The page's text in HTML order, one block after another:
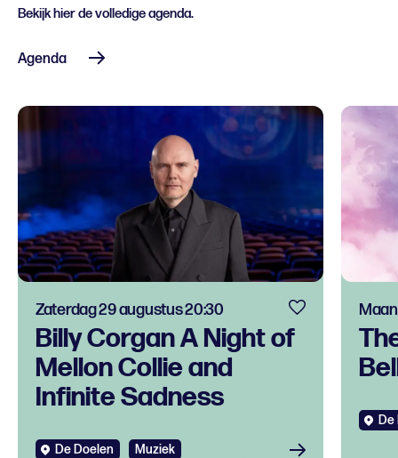
Bekijk hier de volledige agenda.
Agenda
Billy Corgan A Night of
Mellon Collie and
Infinite Sadness
Zaterdag 29 augustus 20:30
De Doelen Muziek
Bekijken